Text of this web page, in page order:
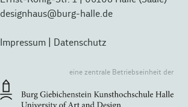
designhaus@burg-halle.de
Impressum Datenschutz
eine zentrale Betriebseinheit der